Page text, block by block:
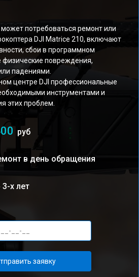
потребоваться ремонт или
DJI Matrice 210, включают
сбои в программном
физические повреждения,
падениями.
центре DJI профессиональные
инструментами и
этих проблем.
руб
в день обращения
3-х лет
заявку